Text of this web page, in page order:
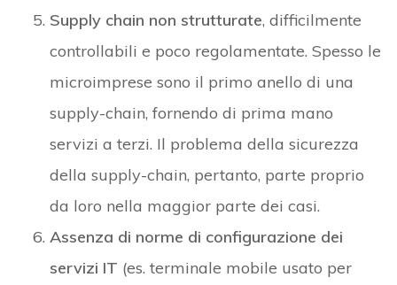
Supply chain non strutturate, difficilmente
controllabili e poco regolamentate. Spesso le
microimprese sono il primo anello di una
supply-chain, fornendo di prima mano
servizi a terzi. Il problema della sicurezza
della supply-chain, pertanto, parte proprio
da loro nella maggior parte dei casi.
Assenza di norme di configurazione dei
servizi IT (es. terminale mobile usato per